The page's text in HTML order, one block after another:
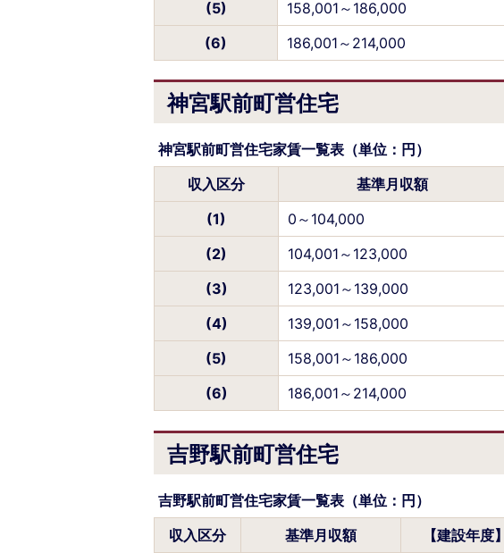
(5)
158,001～186,000
(6)
186,001～214,000
神宮駅前町営住宅
神宮駅前町営住宅家賃一覧表（単位：円）
収入区分
基準月収額
(1)
0～104,000
(2)
104,001～123,000
(3)
123,001～139,000
(4)
139,001～158,000
(5)
158,001～186,000
(6)
186,001～214,000
吉野駅前町営住宅
吉野駅前町営住宅家賃一覧表（単位：円）
収入区分
基準月収額 【建設年度